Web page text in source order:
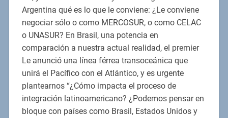
Argentina qué es lo que le conviene: ¿Le conviene
negociar sólo o como MERCOSUR, o como CELAC
o UNASUR? En Brasil, una potencia en
comparación a nuestra actual realidad, el premier
Le anunció una línea férrea transoceánica que
unirá el Pacífico con el Atlántico, y es urgente
plantearnos “¿Cómo impacta el proceso de
integración latinoamericano? ¿Podemos pensar en
bloque con países como Brasil, Estados Unidos y